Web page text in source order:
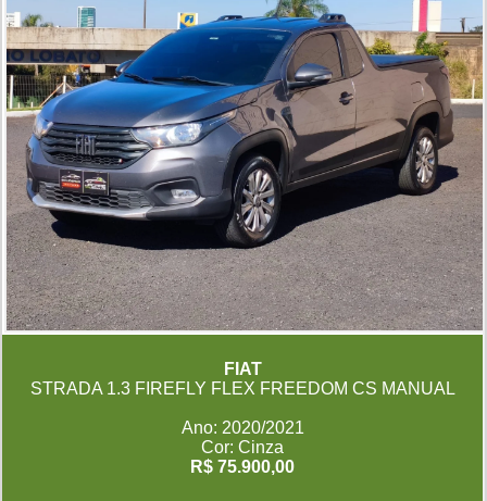
FIAT
STRADA 1.3 FIREFLY FLEX FREEDOM CS MANUAL
Ano: 2020/2021
Cor: Cinza
R$ 75.900,00